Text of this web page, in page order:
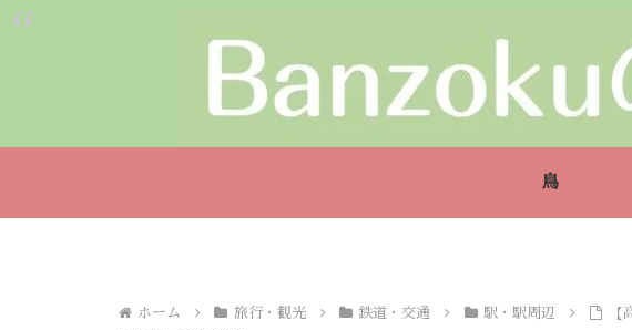
鳥
ホーム 旅行・観光 鉄道・交通 駅・駅周辺
【